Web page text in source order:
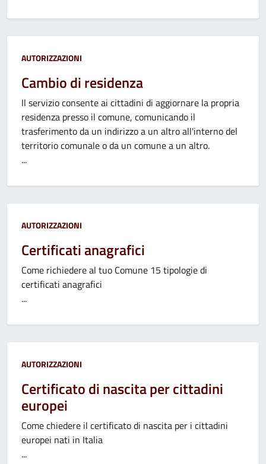
Categoria:
AUTORIZZAZIONI
Cambio di residenza
Il servizio consente ai cittadini di aggiornare la propria
residenza presso il comune, comunicando il
trasferimento da un indirizzo a un altro all'interno del
territorio comunale o da un comune a un altro.
...
Categoria:
AUTORIZZAZIONI
Certificati anagrafici
Come richiedere al tuo Comune 15 tipologie di
certificati anagrafici
...
Categoria:
AUTORIZZAZIONI
Certificato di nascita per cittadini
europei
Come chiedere il certificato di nascita per i cittadini
europei nati in Italia
...